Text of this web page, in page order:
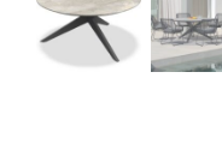
Deck Chairs +